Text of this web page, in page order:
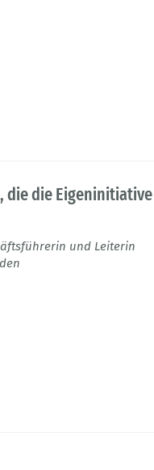
die Eigeninitiative
und Leiterin